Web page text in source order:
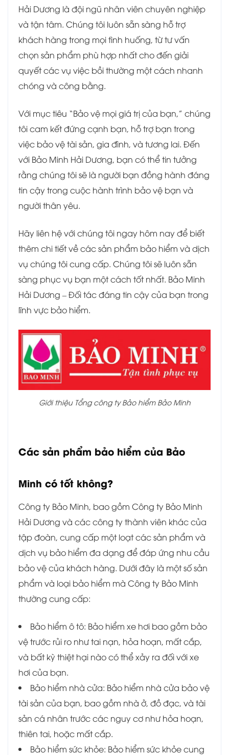
Hải Dương là đội ngũ nhân viên chuyên nghiệp
và tận tâm. Chúng tôi luôn sẵn sàng hỗ trợ
khách hàng trong mọi tình huống, từ tư vấn
chọn sản phẩm phù hợp nhất cho đến giải
quyết các vụ việc bồi thường một cách nhanh
chóng và công bằng.
Với mục tiêu “Bảo vệ mọi giá trị của bạn,” chúng
tôi cam kết đứng cạnh bạn, hỗ trợ bạn trong
việc bảo vệ tài sản, gia đình, và tương lai. Đến
với Bảo Minh Hải Dương, bạn có thể tin tưởng
rằng chúng tôi sẽ là người bạn đồng hành đáng
tin cậy trong cuộc hành trình bảo vệ bạn và
người thân yêu.
Hãy liên hệ với chúng tôi ngay hôm nay để biết
thêm chi tiết về các sản phẩm bảo hiểm và dịch
vụ chúng tôi cung cấp. Chúng tôi sẽ luôn sẵn
sàng phục vụ bạn một cách tốt nhất. Bảo Minh
Hải Dương – Đối tác đáng tin cậy của bạn trong
lĩnh vực bảo hiểm.
Giới thiệu Tổng công ty Bảo hiểm Bảo Minh
Các sản phẩm bảo hiểm của Bảo
Minh có tốt không?
Công ty Bảo Minh, bao gồm Công ty Bảo Minh
Hải Dương và các công ty thành viên khác của
tập đoàn, cung cấp một loạt các sản phẩm và
dịch vụ bảo hiểm đa dạng để đáp ứng nhu cầu
bảo vệ của khách hàng. Dưới đây là một số sản
phẩm và loại bảo hiểm mà Công ty Bảo Minh
thường cung cấp:
Bảo hiểm ô tô: Bảo hiểm xe hơi bao gồm bảo
vệ trước rủi ro như tai nạn, hỏa hoạn, mất cắp,
và bất kỳ thiệt hại nào có thể xảy ra đối với xe
hơi của bạn.
Bảo hiểm nhà cửa: Bảo hiểm nhà cửa bảo vệ
tài sản của bạn, bao gồm nhà ở, đồ đạc, và tài
sản cá nhân trước các nguy cơ như hỏa hoạn,
thiên tai, hoặc mất cắp.
Bảo hiểm sức khỏe: Bảo hiểm sức khỏe cung